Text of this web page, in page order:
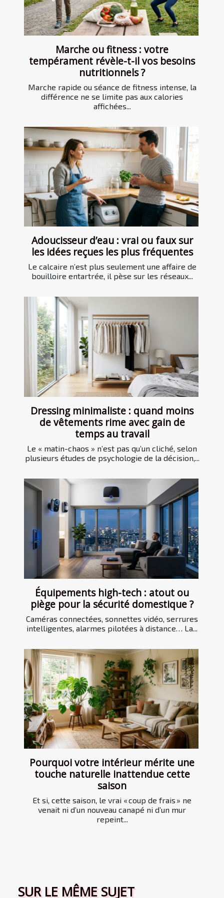
Marche ou fitness : votre
tempérament révèle-t-il vos besoins
nutritionnels ?
Marche rapide ou séance de fitness intense, la
différence ne se limite pas aux calories
affichées...
Adoucisseur d’eau : vrai ou faux sur
les idées reçues les plus fréquentes
Le calcaire n’est plus seulement une affaire de
bouilloire entartrée, il pèse sur les réseaux...
Dressing minimaliste : quand moins
de vêtements rime avec gain de
temps au travail
Le « matin-chaos » n’est pas qu’un cliché, selon
plusieurs études de psychologie de la décision,...
Équipements high-tech : atout ou
piège pour la sécurité domestique ?
Caméras connectées, sonnettes vidéo, serrures
intelligentes, alarmes pilotées à distance… La...
Pourquoi votre intérieur mérite une
touche naturelle inattendue cette
saison
Et si, cette saison, le vrai « coup de frais » ne
venait ni d’un nouveau canapé ni d’un mur
repeint...
SUR LE MÊME SUJET